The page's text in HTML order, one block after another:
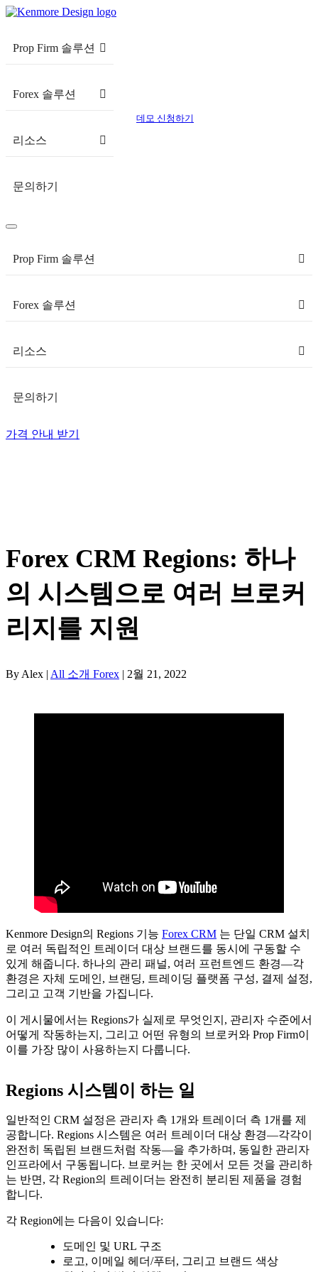
Prop Firm 솔루션
Forex 솔루션
리소스
문의하기
데모 신청하기
Prop Firm 솔루션
Forex 솔루션
리소스
문의하기
가격 안내 받기
Forex CRM Regions: 하나
의 시스템으로 여러 브로커
리지를 지원
By Alex | All 소개 Forex | 2월 21, 2022
Kenmore Design의 Regions 기능 Forex CRM 는 단일 CRM 설치
로 여러 독립적인 트레이더 대상 브랜드를 동시에 구동할 수
있게 해줍니다. 하나의 관리 패널, 여러 프런트엔드 환경—각
환경은 자체 도메인, 브랜딩, 트레이딩 플랫폼 구성, 결제 설정,
그리고 고객 기반을 가집니다.
이 게시물에서는 Regions가 실제로 무엇인지, 관리자 수준에서
어떻게 작동하는지, 그리고 어떤 유형의 브로커와 Prop Firm이
이를 가장 많이 사용하는지 다룹니다.
Regions 시스템이 하는 일
일반적인 CRM 설정은 관리자 측 1개와 트레이더 측 1개를 제
공합니다. Regions 시스템은 여러 트레이더 대상 환경—각각이
완전히 독립된 브랜드처럼 작동—을 추가하며, 동일한 관리자
인프라에서 구동됩니다. 브로커는 한 곳에서 모든 것을 관리하
는 반면, 각 Region의 트레이더는 완전히 분리된 제품을 경험
합니다.
각 Region에는 다음이 있습니다:
도메인 및 URL 구조
로고, 이메일 헤더/푸터, 그리고 브랜드 색상